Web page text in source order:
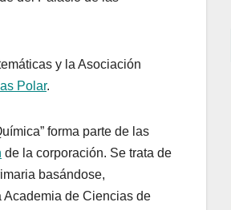
y la Asociación
Polar.
forma parte de las
de la corporación. Se trata de
basándose,
Academia de Ciencias de